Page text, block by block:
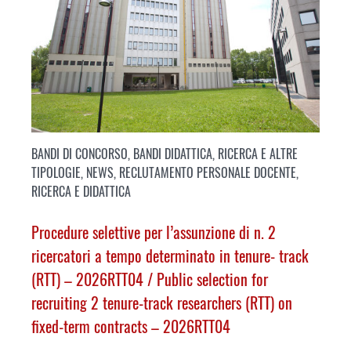
BANDI DI CONCORSO, BANDI DIDATTICA, RICERCA E ALTRE
TIPOLOGIE, NEWS, RECLUTAMENTO PERSONALE DOCENTE,
RICERCA E DIDATTICA
Procedure selettive per l’assunzione di n. 2
ricercatori a tempo determinato in tenure- track
(RTT) – 2026RTT04 / Public selection for
recruiting 2 tenure-track researchers (RTT) on
fixed-term contracts – 2026RTT04